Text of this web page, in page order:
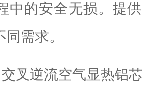
中的安全无损。提
需求。